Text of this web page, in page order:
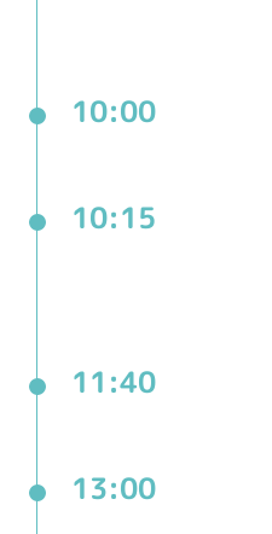
10:00
10:15
11:40
13:00